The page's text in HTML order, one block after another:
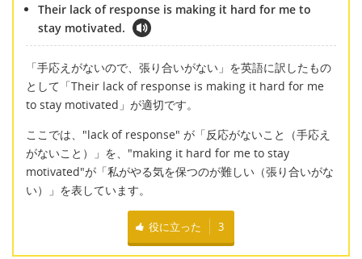
Their lack of response is making it hard for me to
stay motivated.
「手応えがないので、張り合いがない」を英語に訳したもの
として「Their lack of response is making it hard for me
to stay motivated」が適切です。
ここでは、"lack of response" が「反応がないこと（手応え
がないこと）」を、"making it hard for me to stay
motivated"が「私がやる気を保つのが難しい（張り合いがな
い）」を表しています。
役に立った 3